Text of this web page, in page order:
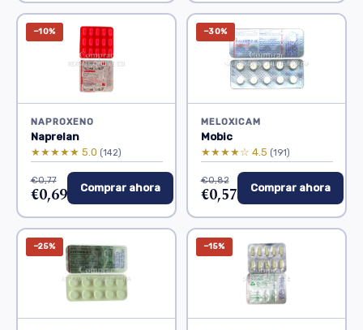
−10%
NAPROXENO
Naprelan
★★★★★ 5.0 (142)
€0,77
€0,69 Comprar ahora
−30%
MELOXICAM
Mobic
★★★★☆ 4.5 (191)
€0,82
€0,57 Comprar ahora
−25% −15%